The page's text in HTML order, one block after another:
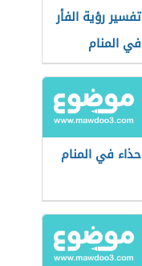
تفسير رؤية الفأر
في المنام
حذاء في المنام